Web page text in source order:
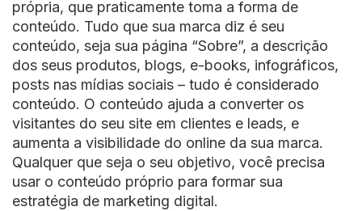
própria, que praticamente toma a forma de
conteúdo. Tudo que sua marca diz é seu
conteúdo, seja sua página “Sobre”, a descrição
dos seus produtos, blogs, e-books, infográficos,
posts nas mídias sociais – tudo é considerado
conteúdo. O conteúdo ajuda a converter os
visitantes do seu site em clientes e leads, e
aumenta a visibilidade do online da sua marca.
Qualquer que seja o seu objetivo, você precisa
usar o conteúdo próprio para formar sua
estratégia de marketing digital.